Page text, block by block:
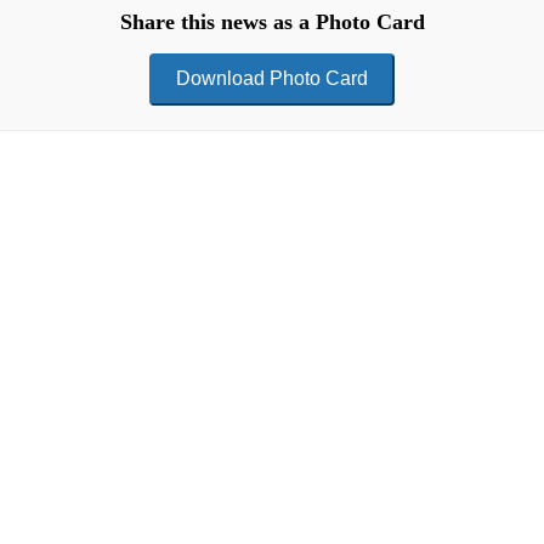
Share this news as a Photo Card
Download Photo Card